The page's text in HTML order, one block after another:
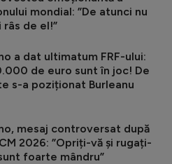
mondial: ”De atunci nu
râs de el!”
a dat ultimatum FRF-ului:
de euro sunt în joc! De
s-a poziționat Burleanu
mesaj controversat după
2026: ”Opriți-vă și rugați-
foarte mândru”